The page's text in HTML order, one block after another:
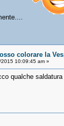
colorare la
10:09:45 am »
qualche saldatura